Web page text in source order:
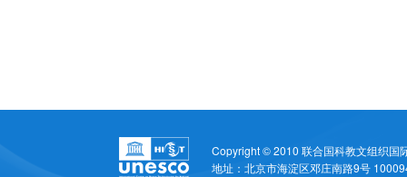
Copyright © 2010 联合国科教文组织国
地址：北京市海淀区邓庄南路9号